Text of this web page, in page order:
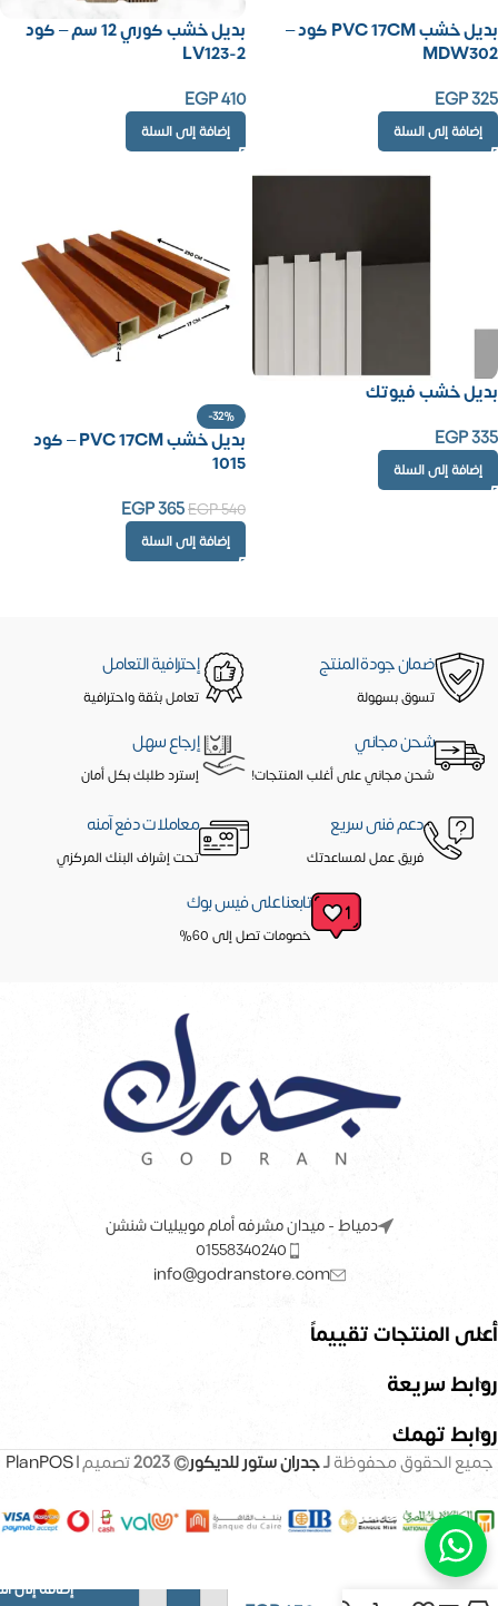
بديل خشب PVC 17CM كود –
MDW302
EGP325
إضافة إلى السلة
بديل خشب كوري 12 سم – كود
LV123-2
EGP410
إضافة إلى السلة
بديل خشب فيوتك
EGP335
إضافة إلى السلة
-32%
بديل خشب PVC 17CM – كود
1015
EGP540
EGP365
إضافة إلى السلة
ضمان جودة المنتج
تسوق بسهولة
إحترافية التعامل
تعامل بثقة واحترافية
شحن مجاني
شحن مجاني على أغلب المنتجات!
إرجاع سهل
إسترد طلبك بكل أمان
دعم فنى سريع
فريق عمل لمساعدتك
معاملات دفع آمنه
تحت إشراف البنك المركزي
تابعنا على فيس بوك
خصومات تصل إلى 60%
دمياط - ميدان مشرفه أمام موبيليات شنشن
01558340240
info@godranstore.com
أعلى المنتجات تقييماً
روابط سريعة
روابط تهمك
جميع الحقوق محفوظةلـجدران ستور للديكور© 2023 تصميم |PlanPOS
إضافة إلى